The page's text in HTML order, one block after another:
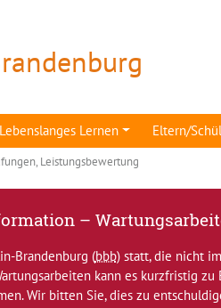
Lebenslanges Lernen Eltern/
Leistungsbewertung
–
Brandenburg (bbb) statt, die nicht
kann es kurzfristig
Wir bitten Sie, dies zu